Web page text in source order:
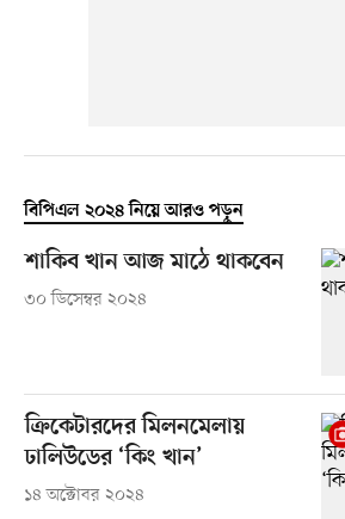
বিপিএল ২০২৪ নিয়ে আরও পড়ুন
শাকিব খান আজ মাঠে থাকবেন
৩০ ডিসেম্বর ২০২৪
ক্রিকেটারদের মিলনমেলায়
ঢালিউডের ‘কিং খান’
১৪ অক্টোবর ২০২৪